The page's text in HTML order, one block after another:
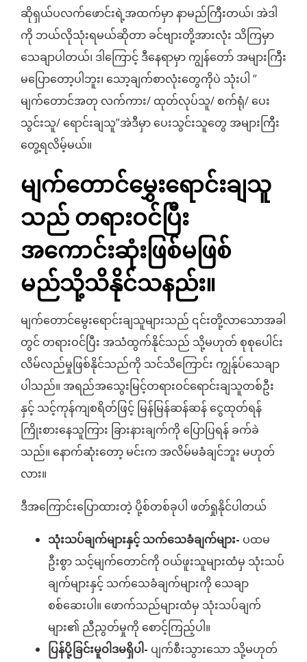
ဆိုရှယ်ပလက်ဖောင်းရဲ့အထက်မှာ နာမည်ကြီးတယ်၊ အဲဒါ
ကို ဘယ်လိုသုံးရမယ်ဆိုတာ ခင်ဗျားတို့အားလုံး သိကြမှာ
သေချာပါတယ်၊ ဒါကြောင့် ဒီနေရာမှာ ကျွန်တော် အများကြီး
မပြောတော့ပါဘူး၊ သော့ချက်စာလုံးတွေကိုပဲ သုံးပါ ”
မျက်တောင်အတု လက်ကား/ ထုတ်လုပ်သူ/ စက်ရုံ/ ပေး
သွင်းသူ/ ရောင်းချသူ”အဲဒီမှာ ပေးသွင်းသူတွေ အများကြီး
တွေ့ရလိမ့်မယ်။
မျက်တောင်မွှေးရောင်းချသူ
သည် တရားဝင်ပြီး
အကောင်းဆုံးဖြစ်မဖြစ်
မည်သို့သိနိုင်သနည်း။
မျက်တောင်မွေးရောင်းချသူများသည် ၎င်းတို့လာသောအခါ
တွင် တရားဝင်ပြီး အသံထွက်နိုင်သည် သို့မဟုတ် စုစုပေါင်း
လိမ်လည်မှုဖြစ်နိုင်သည်ကို သင်သိကြောင်း ကျွန်ုပ်သေချာ
ပါသည်။ အရည်အသွေးမြင့်တရားဝင်ရောင်းချသူတစ်ဦး
နှင့် သင့်ကုန်ကျစရိတ်ဖြင့် မြန်မြန်ဆန်ဆန် ငွေထုတ်ရန်
ကြိုးစားနေသူကြား ခြားနားချက်ကို ပြောပြရန် ခက်ခဲ
သည်။ နောက်ဆုံးတော့ မင်းက အလိမ်မခံချင်ဘူး မဟုတ်
လား။
ဒီအကြောင်းပြောထားတဲ့ ပို့စ်တစ်ခုပါ ဖတ်ရှုနိုင်ပါတယ်
သုံးသပ်ချက်များနှင့် သက်သေခံချက်များ- ပထမ
ဦးစွာ သင့်မျက်တောင်ကို ဝယ်ဖူးသူများထံမှ သုံးသပ်
ချက်များနှင့် သက်သေခံချက်များကို သေချာ
စစ်ဆေးပါ။ ဖောက်သည်များထံမှ သုံးသပ်ချက်
များ၏ ညီညွတ်မှုကို စောင့်ကြည့်ပါ။
ပြန်ပို့ခြင်းမူဝါဒမရှိပါ- ပျက်စီးသွားသော သို့မဟုတ်